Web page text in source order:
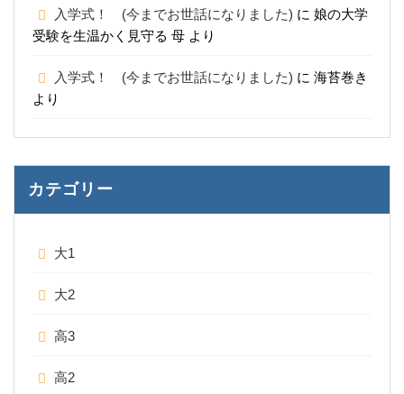
入学式！ (今までお世話になりました) に 娘の大学
受験を生温かく見守る 母 より
入学式！ (今までお世話になりました) に 海苔巻き
より
カテゴリー
大1
大2
高3
高2